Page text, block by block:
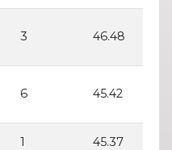
3 46.48
6 45.42
1 45.37